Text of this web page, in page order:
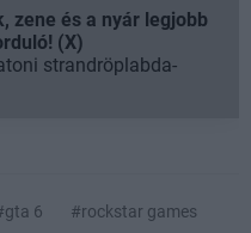
zene és a nyár legjobb
(X)
strandröplabda-
6
#rockstar games